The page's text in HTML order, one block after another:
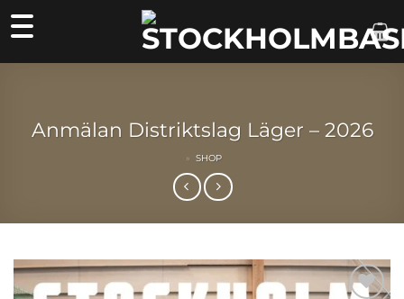
Skip
to
Anmälan Distriktslag Läger – 2026
» SHOP